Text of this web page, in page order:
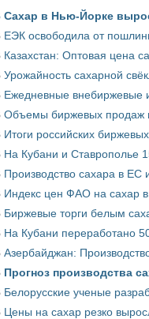
Сахар в Нью-Йорке
ЕЭК освободила от
Казахстан: Оптовая цена
Урожайность сахарной
Ежедневные внебиржевые
Объемы биржевых продаж
Итоги российских
На Кубани и Ставрополье
Производство сахара в
Индекс цен ФАО на сахар
Биржевые торги белым
На Кубани переработано
Азербайджан:
Прогноз производства
Белорусские ученые
Цены на сахар резко